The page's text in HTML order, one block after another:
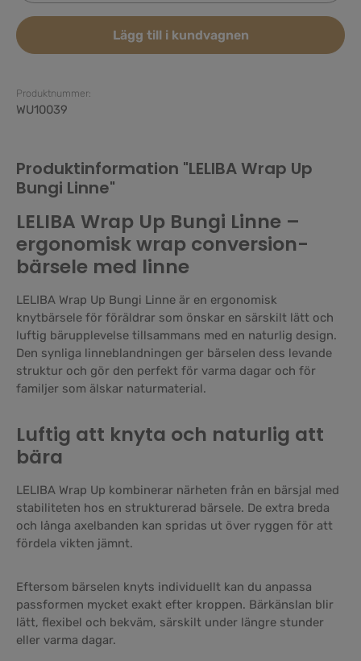
Lägg till i kundvagnen
Produktnummer:
WU10039
Produktinformation "LELIBA Wrap Up
Bungi Linne"
LELIBA Wrap Up Bungi Linne –
ergonomisk wrap conversion-
bärsele med linne
LELIBA Wrap Up Bungi Linne är en ergonomisk
knytbärsele för föräldrar som önskar en särskilt lätt och
luftig bärupplevelse tillsammans med en naturlig design.
Den synliga linneblandningen ger bärselen dess levande
struktur och gör den perfekt för varma dagar och för
familjer som älskar naturmaterial.
Luftig att knyta och naturlig att
bära
LELIBA Wrap Up kombinerar närheten från en bärsjal med
stabiliteten hos en strukturerad bärsele. De extra breda
och långa axelbanden kan spridas ut över ryggen för att
fördela vikten jämnt.
Eftersom bärselen knyts individuellt kan du anpassa
passformen mycket exakt efter kroppen. Bärkänslan blir
lätt, flexibel och bekväm, särskilt under längre stunder
eller varma dagar.